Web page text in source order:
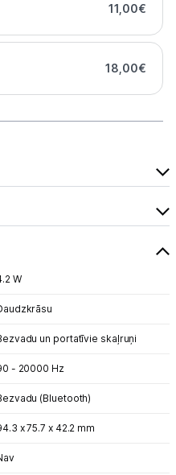
telefoni
11,00€
18,00€
W
un portatīvie skaļruņi
- 20000 Hz
(Bluetooth)
x 75.7 x 42.2 mm